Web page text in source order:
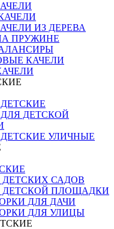
ИЗ ДЕРЕВА
ПРУЖИНЕ
КАЧЕЛИ
ДЕТСКОЙ
УЛИЧНЫЕ
ДЕТСКИХ САДОВ
ДЕТСКОЙ ПЛОЩАДКИ
ДЛЯ ДАЧИ
ДЛЯ УЛИЦЫ